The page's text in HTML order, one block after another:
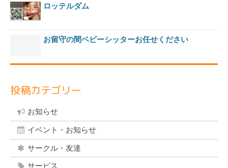
ロッテルダム
お留守の間ベビーシッターお任せください
投稿カテゴリー
お知らせ
イベント・お知らせ
サークル・友達
サービス